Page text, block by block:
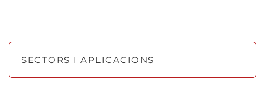
SECTORS I APLICACIONS